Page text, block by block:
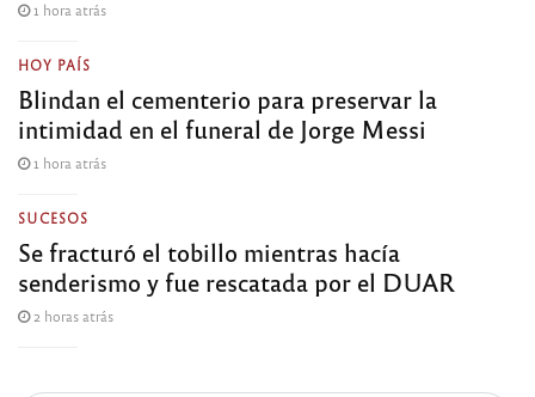
1 hora atrás
HOY PAÍS
Blindan el cementerio para preservar la
intimidad en el funeral de Jorge Messi
1 hora atrás
SUCESOS
Se fracturó el tobillo mientras hacía
senderismo y fue rescatada por el DUAR
2 horas atrás